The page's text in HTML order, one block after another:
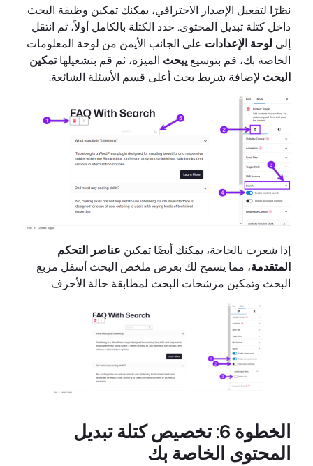
نظرًا لتفعيل الإصدار الاحترافي، يمكنك تمكين وظيفة البحث
داخل كتلة تبديل المحتوى. حدد الكتلة بالكامل أولاً، ثم انتقل
إلى لوحة الإعدادات على الجانب الأيمن من لوحة المعلومات
الخاصة بك، قم بتوسيع يبحث الميزة، ثم قم بتشغيلهاتمكين
البحث لإضافة شريط بحث أعلى قسم الأسئلة الشائعة.
إذا شعرت بالحاجة، يمكنك أيضًا تمكين عناصر التحكم
المتقدمة، مما يسمح لك بعرض ملخص البحث أسفل مربع
البحث وتمكين مرشحات البحث لمطابقة حالة الأحرف.
الخطوة 6: تخصيص كتلة تبديل
المحتوى الخاصة بك